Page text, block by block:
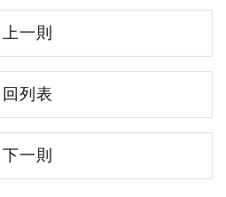
上一則
回列表
下一則